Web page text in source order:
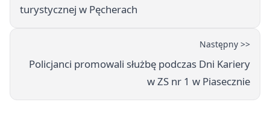
turystycznej w Pęcherach
Następny >>
Policjanci promowali służbę podczas Dni Kariery
w ZS nr 1 w Piasecznie